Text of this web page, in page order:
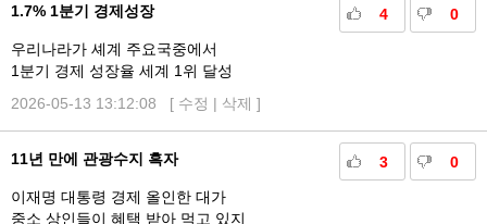
4 0
1.7% 1분기 경제성장
우리나라가 셰계 주요국중에서
1분기 경제 성장율 세계 1위 달성
2026-05-13 13:12:08 [ 수정 | 삭제 ]
3 0
11년 만에 관광수지 흑자
이재명 대통령 경제 올인한 대가
중소 상인들이 혜택 받아 먹고 있지